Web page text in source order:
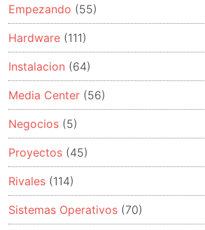
Empezando (55)
Hardware (111)
Instalacion (64)
Media Center (56)
Negocios (5)
Proyectos (45)
Rivales (114)
Sistemas Operativos (70)